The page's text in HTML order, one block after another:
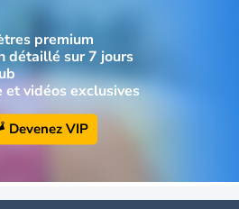
premium
détaillé sur 7 jours
et vidéos exclusives
Devenez VIP